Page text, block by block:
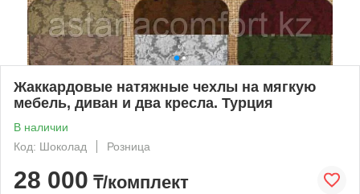
Жаккардовые натяжные чехлы на мягкую
мебель, диван и два кресла. Турция
В наличии
Код: Шоколад
Розница
28 000 ₸/комплект